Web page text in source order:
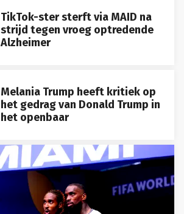
TikTok-ster sterft via MAID na
strijd tegen vroeg optredende
Alzheimer
Melania Trump heeft kritiek op
het gedrag van Donald Trump in
het openbaar